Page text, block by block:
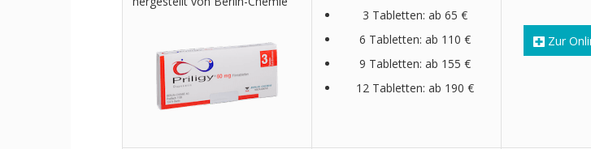
3 Tabletten: ab 65 €
6 Tabletten: ab 110 €
9 Tabletten: ab 155 €
12 Tabletten: ab 190 €
Zur